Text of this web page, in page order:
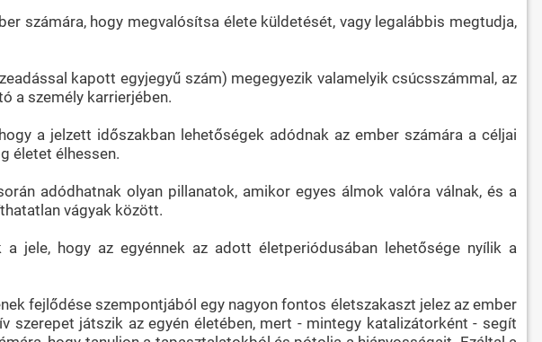
számára, hogy megvalósítsa élete küldetését, vagy legalábbis megtudja,
kapott egyjegyű szám) megegyezik valamelyik csúcsszámmal, az
a személy karrierjében.
a jelzett időszakban lehetőségek adódnak az ember számára a céljai
életet élhessen.
adódhatnak olyan pillanatok, amikor egyes álmok valóra válnak, és a
vágyak között.
a jele, hogy az egyénnek az adott életperiódusában lehetősége nyílik a
fejlődése szempontjából egy nagyon fontos életszakaszt jelez az ember
szerepet játszik az egyén életében, mert - mintegy katalizátorként - segít